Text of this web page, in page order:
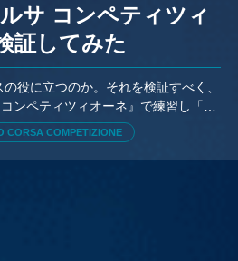
サ コンペティツィ
証してみた
役に立つのか。それを検証すべく、
ンペティツィオーネ』で練習し「K-
CORSA COMPETIZIONE